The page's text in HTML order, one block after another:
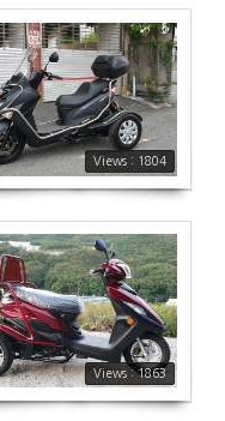
Views : 1804
1804
Views : 1863
1863